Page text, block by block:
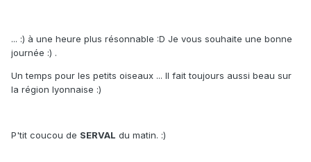
... :) à une heure plus résonnable :D Je vous souhaite une bonne
journée :) .
Un temps pour les petits oiseaux ... Il fait toujours aussi beau sur
la région lyonnaise :)
P'tit coucou de SERVAL du matin. :)